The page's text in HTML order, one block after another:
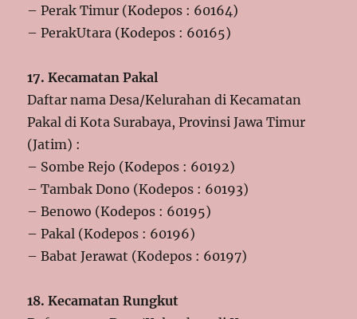
– Perak Timur (Kodepos : 60164)
– PerakUtara (Kodepos : 60165)
17. Kecamatan Pakal
Daftar nama Desa/Kelurahan di Kecamatan
Pakal di Kota Surabaya, Provinsi Jawa Timur
(Jatim) :
– Sombe Rejo (Kodepos : 60192)
– Tambak Dono (Kodepos : 60193)
– Benowo (Kodepos : 60195)
– Pakal (Kodepos : 60196)
– Babat Jerawat (Kodepos : 60197)
18. Kecamatan Rungkut